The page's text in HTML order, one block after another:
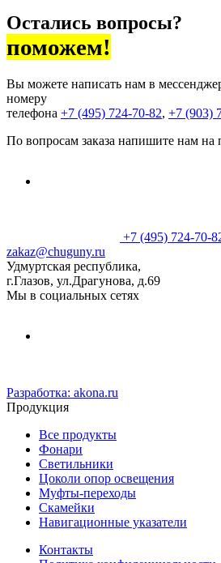
Остались вопросы?
поможем!
Вы можете написать нам в
номеру
телефона +7 (495) 724-70-82, +7 (903)
По вопросам заказа напишите нам на
+7 (495) 724-70-
zakaz@chuguny.ru
Удмуртская республика,
г.Глазов, ул.Драгунова, д.69
Мы в социальных сетях
Разработка: akona.ru
Продукция
Все продукты
Фонари
Светильники
Цоколи опор освещения
Муфты-переходы
Скамейки
Навигационные указатели
Контакты